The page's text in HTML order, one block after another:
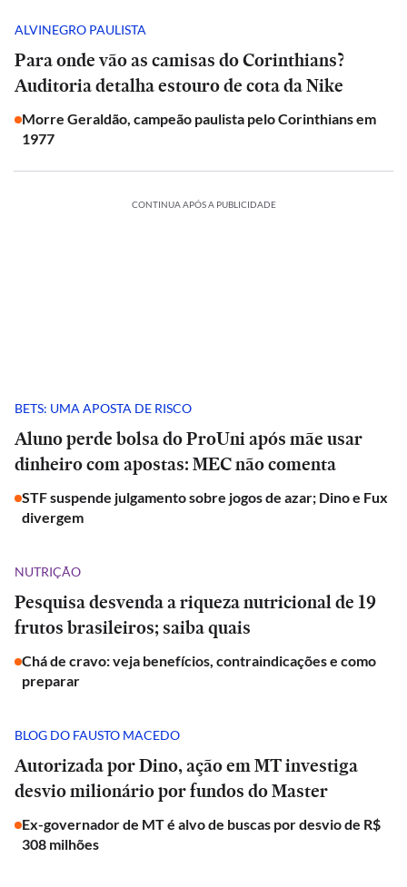
ALVINEGRO PAULISTA
Para onde vão as camisas do Corinthians?
Auditoria detalha estouro de cota da Nike
Morre Geraldão, campeão paulista pelo Corinthians em
1977
CONTINUA APÓS A PUBLICIDADE
BETS: UMA APOSTA DE RISCO
Aluno perde bolsa do ProUni após mãe usar
dinheiro com apostas: MEC não comenta
STF suspende julgamento sobre jogos de azar; Dino e Fux
divergem
NUTRIÇÃO
Pesquisa desvenda a riqueza nutricional de 19
frutos brasileiros; saiba quais
Chá de cravo: veja benefícios, contraindicações e como
preparar
BLOG DO FAUSTO MACEDO
Autorizada por Dino, ação em MT investiga
desvio milionário por fundos do Master
Ex-governador de MT é alvo de buscas por desvio de R$
308 milhões